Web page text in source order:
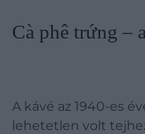
Cà phê trứng –
A kávé az 1940-es
lehetetlen volt